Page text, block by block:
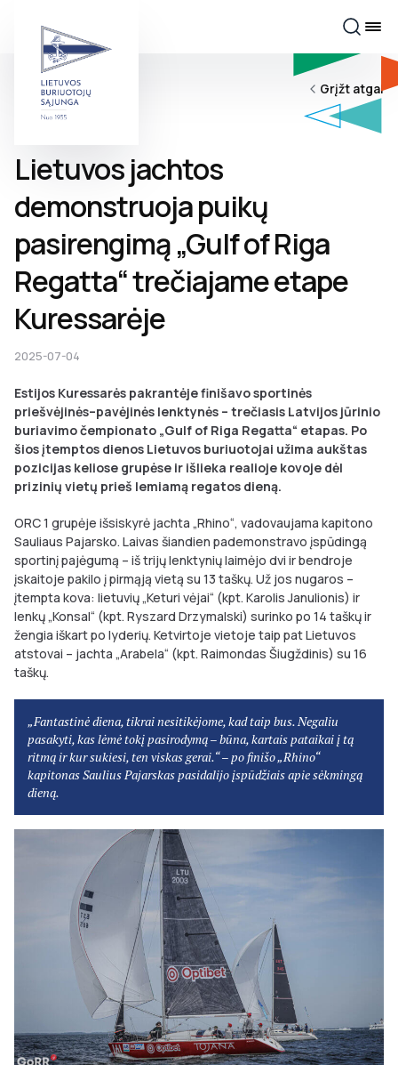
Grįžt atgal
Lietuvos jachtos
demonstruoja puikų
pasirengimą „Gulf of Riga
Regatta“ trečiajame etape
Kuressarėje
2025-07-04
Estijos Kuressarės pakrantėje finišavo sportinės
priešvėjinės–pavėjinės lenktynės – trečiasis Latvijos jūrinio
buriavimo čempionato „Gulf of Riga Regatta“ etapas. Po
šios įtemptos dienos Lietuvos buriuotojai užima aukštas
pozicijas keliose grupėse ir išlieka realioje kovoje dėl
prizinių vietų prieš lemiamą regatos dieną.
ORC 1 grupėje išsiskyrė jachta „Rhino“, vadovaujama kapitono
Sauliaus Pajarsko. Laivas šiandien pademonstravo įspūdingą
sportinį pajėgumą – iš trijų lenktynių laimėjo dvi ir bendroje
įskaitoje pakilo į pirmąją vietą su 13 taškų. Už jos nugaros –
įtempta kova: lietuvių „Keturi vėjai“ (kpt. Karolis Janulionis) ir
lenkų „Konsal“ (kpt. Ryszard Drzymalski) surinko po 14 taškų ir
žengia iškart po lyderių. Ketvirtoje vietoje taip pat Lietuvos
atstovai – jachta „Arabela“ (kpt. Raimondas Šiugždinis) su 16
taškų.
„Fantastinė diena, tikrai nesitikėjome, kad taip bus. Negaliu
pasakyti, kas lėmė tokį pasirodymą – būna, kartais pataikai į tą
ritmą ir kur sukiesi, ten viskas gerai.“ – po finišo „Rhino“
kapitonas Saulius Pajarskas pasidalijo įspūdžiais apie sėkmingą
dieną.